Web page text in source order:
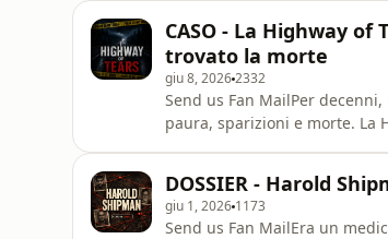
agghiacci
CASO - La Highway
trovato la morte
giu 8, 20262332
Send us Fan MailPer
paura, sparizioni e morte. La
ripercorrendo le storie del
DOSSIER - Harold
giu 1, 2026 1173
Send us Fan MailEra un